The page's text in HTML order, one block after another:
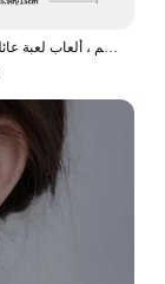
لغز خشبي للبالغين والأطفال ، كوكب الفضاء ، لغز على شكل غير منتظم ، ألعاب لعبة عائلية ، أفضل هدية